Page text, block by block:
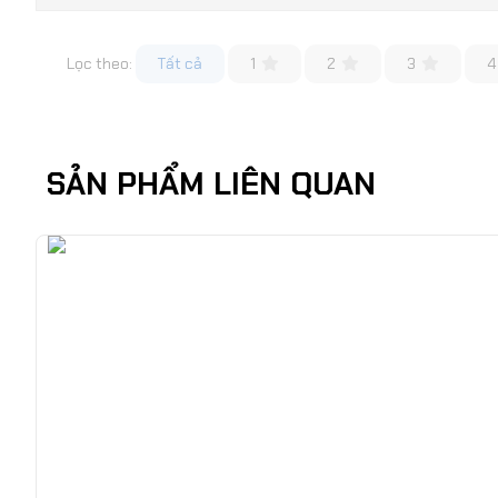
Lọc theo: Tất cả 1 2 3 4
SẢN PHẨM LIÊN QUAN